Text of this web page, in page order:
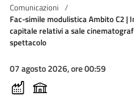
Comunicazioni /
Fac-simile modulistica Ambito C2 |
capitale relativi a sale
spettacolo
07 agosto 2026, ore 00:59